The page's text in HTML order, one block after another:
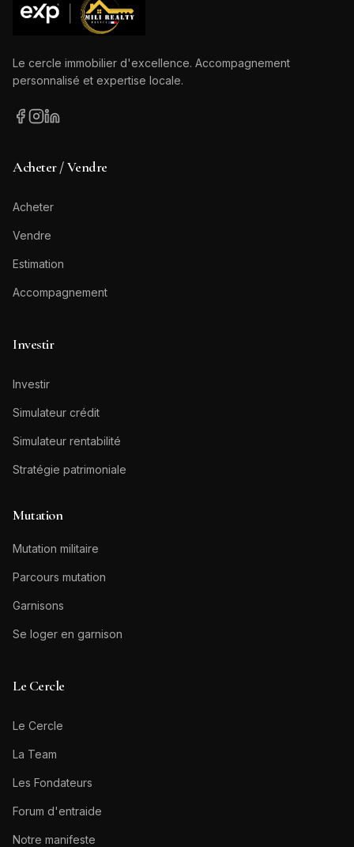
Le cercle immobilier d'excellence. Accompagnement
personnalisé et expertise locale.
Acheter / Vendre
Acheter
Vendre
Estimation
Accompagnement
Investir
Investir
Simulateur crédit
Simulateur rentabilité
Stratégie patrimoniale
Mutation
Mutation militaire
Parcours mutation
Garnisons
Se loger en garnison
Le Cercle
Le Cercle
La Team
Les Fondateurs
Forum d'entraide
Notre manifeste